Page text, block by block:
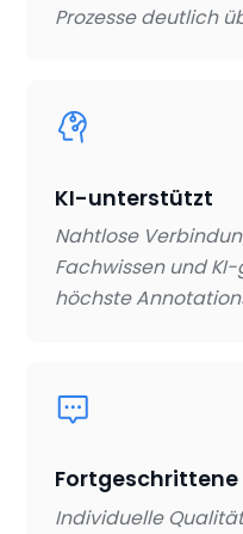
Prozesse deutlich
KI-unterstützt
Nahtlose
Fachwissen und
höchste
Individuelle